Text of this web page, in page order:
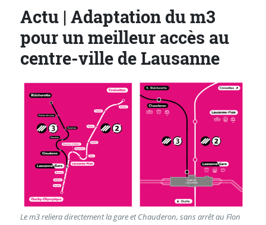
Actu | Adaptation du m3
pour un meilleur accès au
centre-ville de Lausanne
Le m3 reliera directement la gare et Chauderon, sans arrêt au Flon